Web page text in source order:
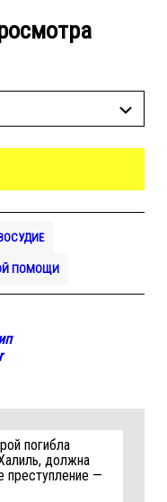
ПОМОЩИ
погибла
должна
преступление —